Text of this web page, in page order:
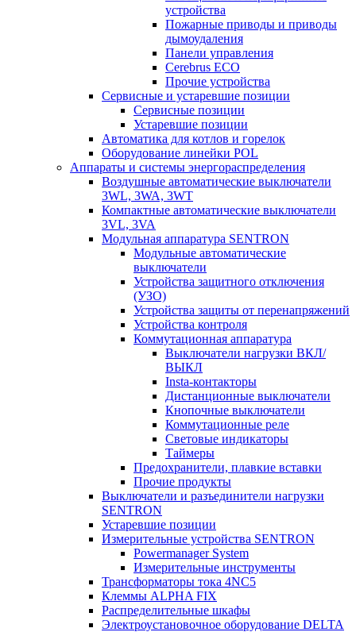
устройства
Пожарные приводы и приводы
дымоудаления
Панели управления
Cerebrus ECO
Прочие устройства
Сервисные и устаревшие позиции
Сервисные позиции
Устаревшие позиции
Автоматика для котлов и горелок
Оборудование линейки POL
Аппараты и системы энергораспределения
Воздушные автоматические выключатели
3WL, 3WA, 3WT
Компактные автоматические выключатели
3VL, 3VA
Модульная аппаратура SENTRON
Модульные автоматические
выключатели
Устройства защитного отключения
(УЗО)
Устройства защиты от перенапряжений
Устройства контроля
Коммутационная аппаратура
Выключатели нагрузки ВКЛ/
ВЫКЛ
Insta-контакторы
Дистанционные выключатели
Кнопочные выключатели
Коммутационные реле
Световые индикаторы
Таймеры
Предохранители, плавкие вставки
Прочие продукты
Выключатели и разъединители нагрузки
SENTRON
Устаревшие позиции
Измерительные устройства SENTRON
Powermanager System
Измерительные инструменты
Трансформаторы тока 4NC5
Клеммы ALPHA FIX
Распределительные шкафы
Электроустановочное оборудование DELTA